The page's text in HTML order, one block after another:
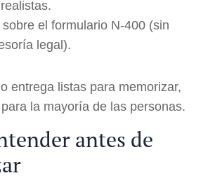
el formulario N-400 (sin
legal).
entrega listas para memorizar,
la mayoría de las personas.
antes de